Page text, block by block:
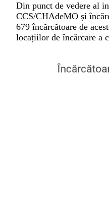
Din punct de vedere al
CCS/CHAdeMO și
679 încărcătoare de
locațiilor de încărcare a